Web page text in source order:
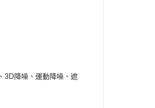
3D降噪、運動降噪、遮